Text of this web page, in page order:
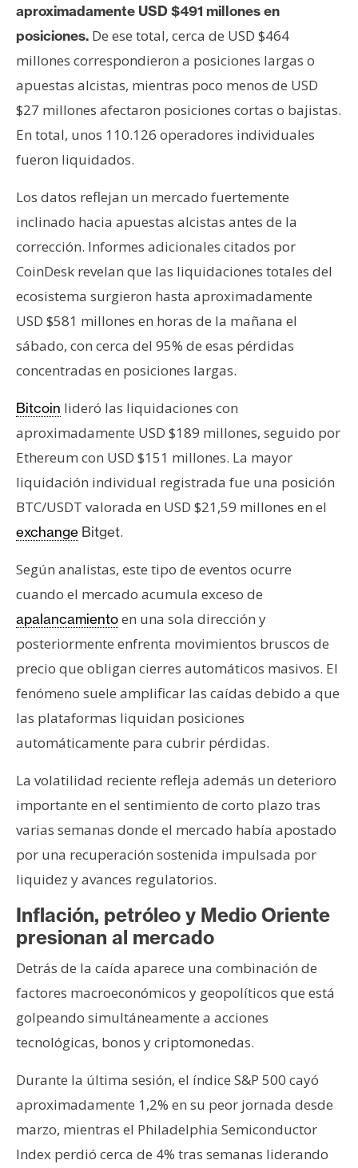
aproximadamente USD $491 millones en
posiciones. De ese total, cerca de USD $464
millones correspondieron a posiciones largas o
apuestas alcistas, mientras poco menos de USD
$27 millones afectaron posiciones cortas o bajistas.
En total, unos 110.126 operadores individuales
fueron liquidados.
Los datos reflejan un mercado fuertemente
inclinado hacia apuestas alcistas antes de la
corrección. Informes adicionales citados por
CoinDesk revelan que las liquidaciones totales del
ecosistema surgieron hasta aproximadamente
USD $581 millones en horas de la mañana el
sábado, con cerca del 95% de esas pérdidas
concentradas en posiciones largas.
Bitcoin lideró las liquidaciones con
aproximadamente USD $189 millones, seguido por
Ethereum con USD $151 millones. La mayor
liquidación individual registrada fue una posición
BTC/USDT valorada en USD $21,59 millones en el
exchange Bitget.
Según analistas, este tipo de eventos ocurre
cuando el mercado acumula exceso de
apalancamientoen una sola dirección y
posteriormente enfrenta movimientos bruscos de
precio que obligan cierres automáticos masivos. El
fenómeno suele amplificar las caídas debido a que
las plataformas liquidan posiciones
automáticamente para cubrir pérdidas.
La volatilidad reciente refleja además un deterioro
importante en el sentimiento de corto plazo tras
varias semanas donde el mercado había apostado
por una recuperación sostenida impulsada por
liquidez y avances regulatorios.
Inflación, petróleo y Medio Oriente
presionan al mercado
Detrás de la caída aparece una combinación de
factores macroeconómicos y geopolíticos que está
golpeando simultáneamente a acciones
tecnológicas, bonos y criptomonedas.
Durante la última sesión, el índice S&P 500 cayó
aproximadamente 1,2% en su peor jornada desde
marzo, mientras el Philadelphia Semiconductor
Index perdió cerca de 4% tras semanas liderando